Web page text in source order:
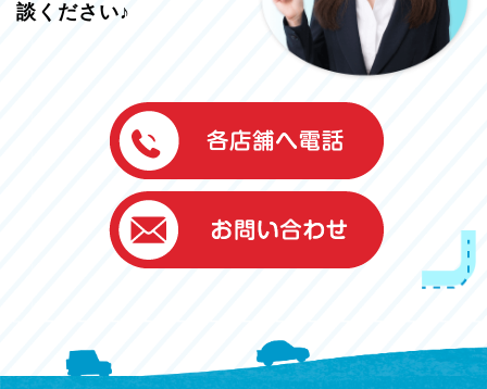
談ください♪
伊藤車輌（本社）
050-5851-0337
グッドワン浜松
050-5851-0338
浜北店
050-5851-0339
（年中無休24h対応）